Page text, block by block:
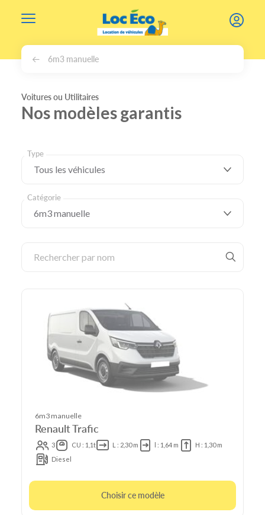
6m3 manuelle
Voitures ou Utilitaires
Nos modèles garantis
Type
Catégorie
6m3 manuelle
Renault Trafic
3 CU : 1,1t L : 2,30 m l : 1,64 m
H : 1,30 m
Diesel
Choisir ce modèle